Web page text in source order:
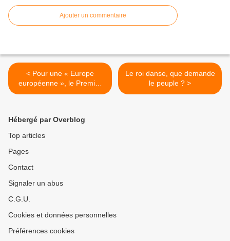
Ajouter un commentaire
< Pour une « Europe
européenne », le Premier
ministre hongrois dénonce
Le roi danse, que demande
le peuple ? >
Hébergé par Overblog
Top articles
Pages
Contact
Signaler un abus
C.G.U.
Cookies et données personnelles
Préférences cookies